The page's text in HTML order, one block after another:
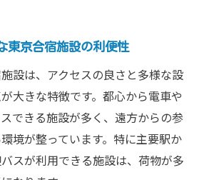
東京合宿施設の利便性
設は、アクセスの良さと多様な設
大きな特徴です。都心から電車や
できる施設が多く、遠方からの参
境が整っています。特に主要駅か
スが利用できる施設は、荷物が多